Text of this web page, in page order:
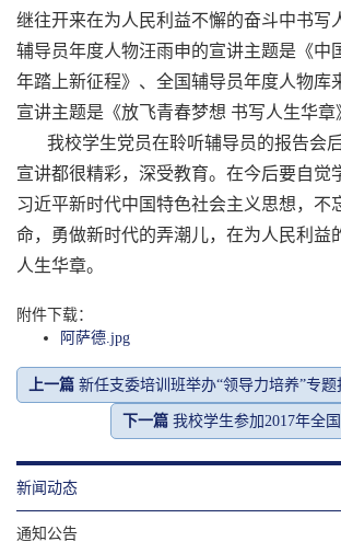
继往开来在为人民利益不懈的奋斗中书写
辅导员年度人物汪雨申的宣讲主题是《中
年踏上新征程》、全国辅导员年度人物库
宣讲主题是《放飞青春梦想 书写人生华章
我校学生党员在聆听辅导员的报告会
宣讲都很精彩，深受教育。在今后要自觉
习近平新时代中国特色社会主义思想，不
命，勇做新时代的弄潮儿，在为人民利益
人生华章。
附件下载：
阿萨德.jpg
上一篇 新任支委培训班举办“领导力培养”专题
下一篇 我校学生参加2017年全
新闻动态
通知公告